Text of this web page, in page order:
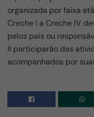
organizada por faixa
Creche I a Creche IV
pelos pais ou
II participarão das
acompanhados por